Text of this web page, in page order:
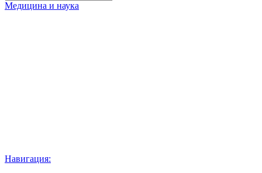
Медицина и наука
Навигация: